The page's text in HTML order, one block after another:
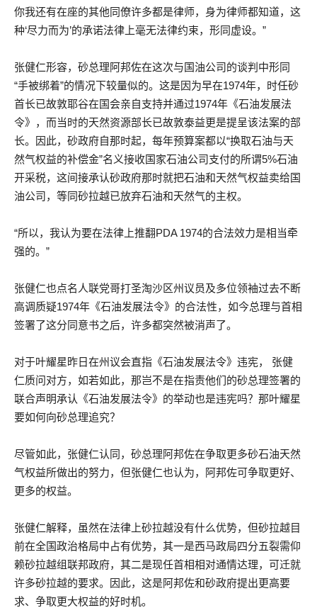
你我还有在座的其他同僚许多都是律师，身为律师都知道，这
种‘尽力而为’的承诺法律上毫无法律约束，形同虚设。”
张健仁形容，砂总理阿邦佐在这次与国油公司的谈判中形同
“手被绑着”的情况下较量似的。这是因为早在1974年，时任砂
首长已故敦耶谷在国会亲自支持并通过1974年《石油发展法
令》，而当时的天然资源部长已故敦泰益更是提呈该法案的部
长。因此，砂政府自那时起，每年预算案都以“换取石油与天
然气权益的补偿金”名义接收国家石油公司支付的所谓5%石油
开采税，这间接承认砂政府那时就把石油和天然气权益卖给国
油公司，等同砂拉越已放弃石油和天然气的主权。
“所以，我认为要在法律上推翻PDA 1974的合法效力是相当牵
强的。”
张健仁也点名人联党哥打圣淘沙区州议员及多位领袖过去不断
高调质疑1974年《石油发展法令》的合法性，如今总理与首相
签署了这分同意书之后，许多都突然被消声了。
对于叶耀星昨日在州议会直指《石油发展法令》违宪， 张健
仁质问对方，如若如此，那岂不是在指责他们的砂总理签署的
联合声明承认《石油发展法令》的举动也是违宪吗？那叶耀星
要如何向砂总理追究？
尽管如此，张健仁认同，砂总理阿邦佐在争取更多砂石油天然
气权益所做出的努力，但张健仁也认为，阿邦佐可争取更好、
更多的权益。
张健仁解释，虽然在法律上砂拉越没有什么优势，但砂拉越目
前在全国政治格局中占有优势，其一是西马政局四分五裂需仰
赖砂拉越组联邦政府，其二是现任首相相对通情达理，可迁就
许多砂拉越的要求。因此，这是阿邦佐和砂政府提出更高要
求、争取更大权益的好时机。